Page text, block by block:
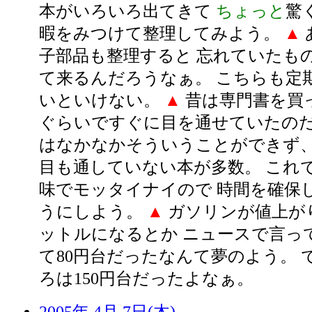
本がいろいろ出てきて ちょっと 驚
暇をみつけて整理してみよう。
▲
子部品も整理すると 忘れていたも
て来るんだろうなぁ。 こちらも定
いといけない。
▲ 昔は専門書を買
ぐらいですぐに目を通せていたの
はなかなかそういうことができず
目も通していない本が多数。 これ
味でモッタイナイので 時間を確保
うにしよう。
▲ ガソリンが値上が
ットルになるとか ニュースで言っ
て80円台だったなんて夢のよう。
ろは150円台だったよなぁ。